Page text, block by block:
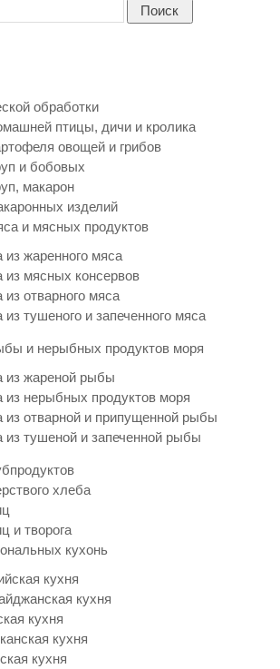
Поиск
обработки
птицы, дичи и кролика
овощей и грибов
и бобовых
макарон
изделий
и мясных продуктов
жаренного мяса
мясных консервов
отварного мяса
тушеного и запеченного мяса
и нерыбных продуктов моря
из жареной рыбы
нерыбных продуктов моря
отварной и припущенной рыбы
тушеной и запеченной рыбы
хлеба
и творога
кухонь
кухня
кухня
кухня
кухня
кухня